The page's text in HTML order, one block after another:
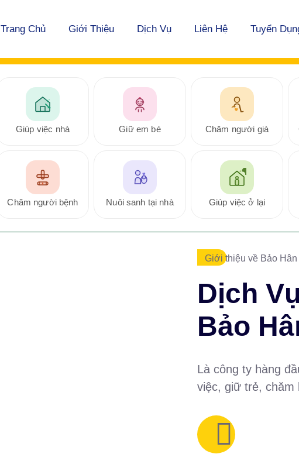
Trang Chủ Giới Thiệu Dịch Vụ Liên Hệ Tuyển
Giúp việc nhà Giữ em bé Chăm người già
Chăm người bệnh Nuôi sanh tại nhà Giúp việc ở lại
Giới thiệu về Bảo Hân
Dịch
Bảo
Là công ty hàng
việc, giữ trẻ, chăm